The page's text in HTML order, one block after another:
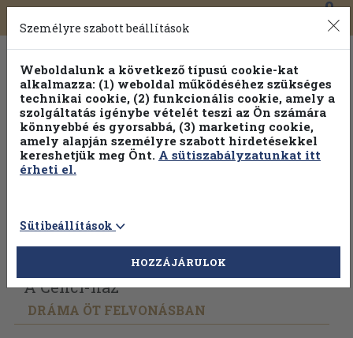
Toggle
navigation
0
Vissza az előző oldalra Válasszon példányt
A Cenci-ház
DRÁMA ÖT FELVONÁSBAN
Személyre szabott beállítások
Weboldalunk a következő típusú cookie-kat
alkalmazza: (1) weboldal működéséhez szükséges
technikai cookie, (2) funkcionális cookie, amely a
szolgáltatás igénybe vételét teszi az Ön számára
könnyebbé és gyorsabbá, (3) marketing cookie,
amely alapján személyre szabott hirdetésekkel
kereshetjük meg Önt. A sütiszabályzatunkat itt
érheti el.
Sütibeállítások
HOZZÁJÁRULOK